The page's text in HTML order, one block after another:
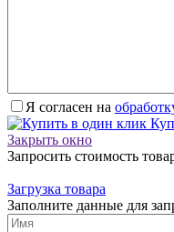
Я согласен на
Закрыть окно
Запросить стоимость
Загрузка товара
Заполните данные для